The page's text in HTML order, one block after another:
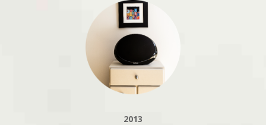
2013